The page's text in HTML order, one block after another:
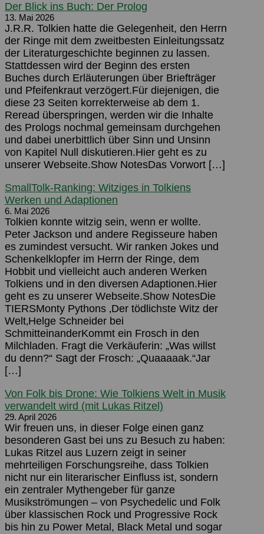
Der Blick ins Buch: Der Prolog
13. Mai 2026
J.R.R. Tolkien hatte die Gelegenheit, den Herrn
der Ringe mit dem zweitbesten Einleitungssatz
der Literaturgeschichte beginnen zu lassen.
Stattdessen wird der Beginn des ersten
Buches durch Erläuterungen über Briefträger
und Pfeifenkraut verzögert.Für diejenigen, die
diese 23 Seiten korrekterweise ab dem 1.
Reread überspringen, werden wir die Inhalte
des Prologs nochmal gemeinsam durchgehen
und dabei unerbittlich über Sinn und Unsinn
von Kapitel Null diskutieren.Hier geht es zu
unserer Webseite.Show NotesDas Vorwort […]
SmallTolk-Ranking: Witziges in Tolkiens
Werken und Adaptionen
6. Mai 2026
Tolkien konnte witzig sein, wenn er wollte.
Peter Jackson und andere Regisseure haben
es zumindest versucht. Wir ranken Jokes und
Schenkelklopfer im Herrn der Ringe, dem
Hobbit und vielleicht auch anderen Werken
Tolkiens und in den diversen Adaptionen.Hier
geht es zu unserer Webseite.Show NotesDie
TIERSMonty Pythons ‚Der tödlichste Witz der
Welt‚Helge Schneider bei
SchmitteinanderKommt ein Frosch in den
Milchladen. Fragt die Verkäuferin: „Was willst
du denn?“ Sagt der Frosch: „Quaaaaak.“Jar
[…]
Von Folk bis Drone: Wie Tolkiens Welt in Musik
verwandelt wird (mit Lukas Ritzel)
29. April 2026
Wir freuen uns, in dieser Folge einen ganz
besonderen Gast bei uns zu Besuch zu haben:
Lukas Ritzel aus Luzern zeigt in seiner
mehrteiligen Forschungsreihe, dass Tolkien
nicht nur ein literarischer Einfluss ist, sondern
ein zentraler Mythengeber für ganze
Musikströmungen – von Psychedelic und Folk
über klassischen Rock und Progressive Rock
bis hin zu Power Metal, Black Metal und sogar